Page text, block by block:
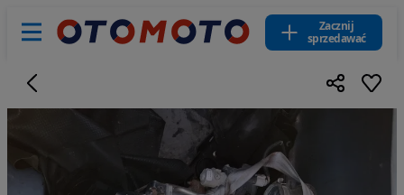
Zacznij
sprzedawać